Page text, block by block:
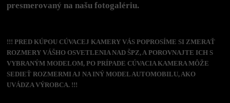
presmerovaný na našu fotogalériu.
!!! PRED KÚPOU CÚVACEJ KAMERY VÁS POPROSÍME SI ZMERAŤ
ROZMERY VÁŠHO OSVETLENIA NAD ŠPZ, A POROVNAJTE ICH S
VYBRANÝM MODELOM, PO PRÍPADE CÚVACIA KAMERA MÔŽE
SEDIEŤ ROZMERMI AJ NA INÝ MODEL AUTOMOBILU, AKO
UVÁDZA VÝROBCA. !!!